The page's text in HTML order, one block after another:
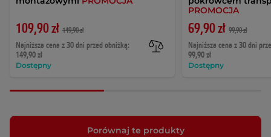
109,90 zł 149,90 zł
Najniższa cena z 30 dni przed obniżką:
149,90 zł
Dostępny
PROMOCJA
69,90 zł 99,90 zł
Najniższa cena z 30 dni
99,90 zł
Dostępny
Porównaj te produkty